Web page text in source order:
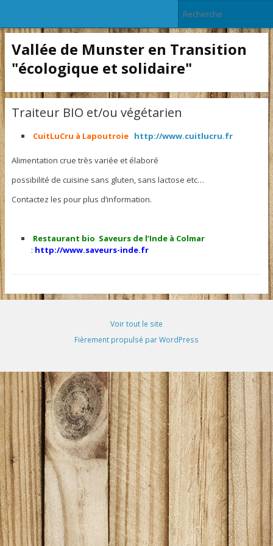
Vallée de Munster en Transition
"écologique et solidaire"
Traiteur BIO et/ou végétarien
CuitLuCru à Lapoutroie http://www.cuitlucru.fr
Alimentation crue très variée et élaboré
possibilité de cuisine sans gluten, sans lactose etc…
Contactez les pour plus d’information.
Restaurant bio Saveurs de l’Inde à Colmar
: http://www.saveurs-inde.fr
Voir tout le site
Fièrement propulsé par WordPress